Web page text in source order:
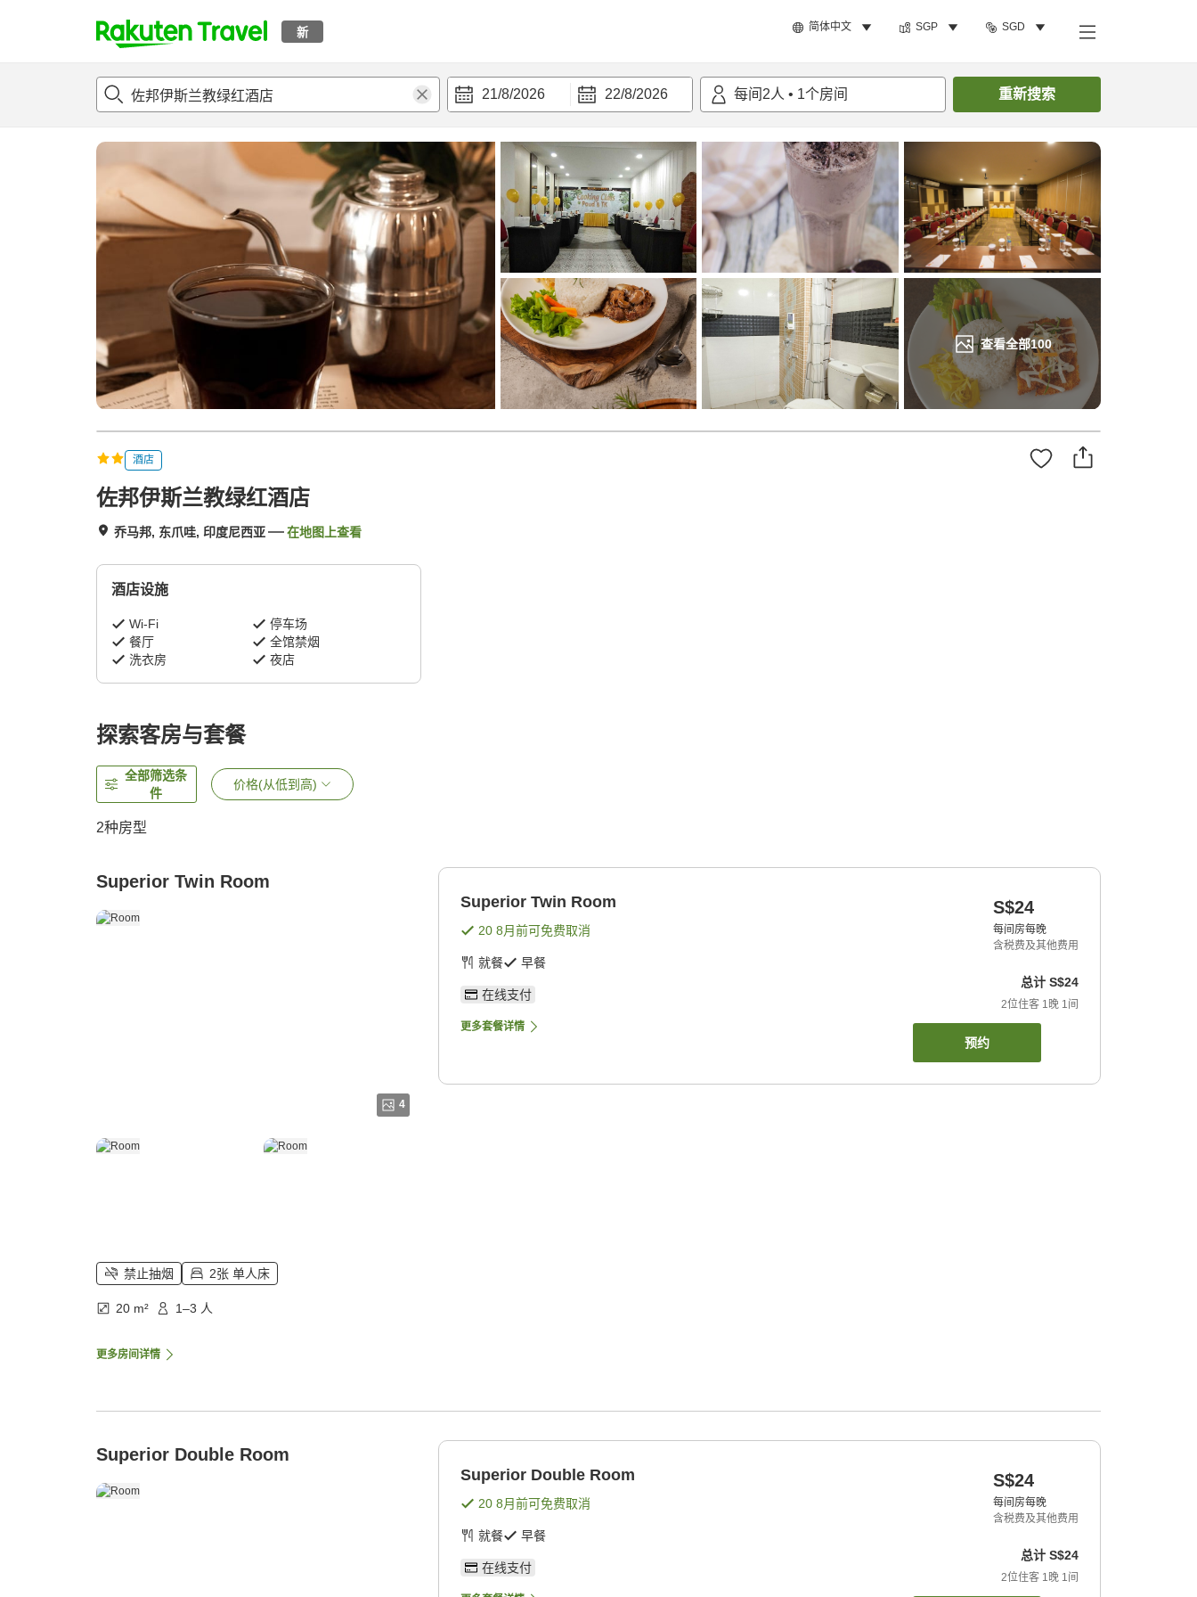
新 简体中文 SGP SGD
t
p
a
_
s
e
a
21/8/2026 22/8/2026 每间 2人 • 1个房间 重新搜索
查看全部100
概况 客房及住宿套餐评论设施 搜索客房
酒店
佐邦伊斯兰教绿红酒店
乔马邦, 东爪哇, 印度尼西亚 在地图上查看
酒店设施
Wi-Fi
停车场
餐厅
全馆禁烟
洗衣房
夜店
探索客房与套餐
全部筛选条
件
价格(从低到高)
2种房型
Superior Twin Room
4
禁止抽烟 2张 单人床
20 m² 1–3 人
更多房间详情
Superior Twin Room
20 8月前可免费取消
就餐 早餐
在线支付
更多套餐详情
S$24
每间房每晚
含税费及其他费用
总计 S$24
2位住客 1晚 1间
预约
Superior Double Room
Superior Double Room
20 8月前可免费取消
就餐 早餐
在线支付
S$24
每间房每晚
含税费及其他费用
总计 S$24
2位住客 1晚 1间